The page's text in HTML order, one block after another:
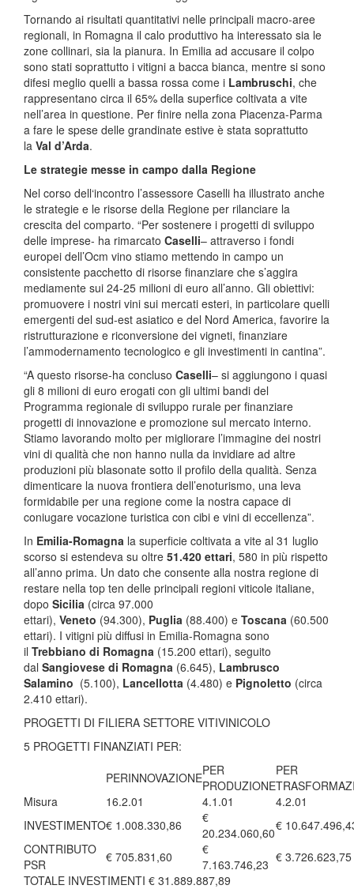
Tornando ai risultati quantitativi nelle principali macro-aree
regionali, in Romagna il calo produttivo ha interessato sia le
zone collinari, sia la pianura. In Emilia ad accusare il colpo
sono stati soprattutto i vitigni a bacca bianca, mentre si sono
difesi meglio quelli a bassa rossa come i Lambruschi, che
rappresentano circa il 65% della superfice coltivata a vite
nell’area in questione. Per finire nella zona Piacenza-Parma
a fare le spese delle grandinate estive è stata soprattutto
la Val d’Arda.
Le strategie messe in campo dalla Regione
Nel corso dell‘incontro l’assessore Caselli ha illustrato anche
le strategie e le risorse della Regione per rilanciare la
crescita del comparto. “Per sostenere i progetti di sviluppo
delle imprese- ha rimarcato Caselli– attraverso i fondi
europei dell’Ocm vino stiamo mettendo in campo un
consistente pacchetto di risorse finanziare che s’aggira
mediamente sui 24-25 milioni di euro all’anno. Gli obiettivi:
promuovere i nostri vini sui mercati esteri, in particolare quelli
emergenti del sud-est asiatico e del Nord America, favorire la
ristrutturazione e riconversione dei vigneti, finanziare
l’ammodernamento tecnologico e gli investimenti in cantina”.
“A questo risorse-ha concluso Caselli– si aggiungono i quasi
gli 8 milioni di euro erogati con gli ultimi bandi del
Programma regionale di sviluppo rurale per finanziare
progetti di innovazione e promozione sul mercato interno.
Stiamo lavorando molto per migliorare l’immagine dei nostri
vini di qualità che non hanno nulla da invidiare ad altre
produzioni più blasonate sotto il profilo della qualità. Senza
dimenticare la nuova frontiera dell’enoturismo, una leva
formidabile per una regione come la nostra capace di
coniugare vocazione turistica con cibi e vini di eccellenza”.
In Emilia-Romagna la superficie coltivata a vite al 31 luglio
scorso si estendeva su oltre 51.420 ettari, 580 in più rispetto
all’anno prima. Un dato che consente alla nostra regione di
restare nella top ten delle principali regioni viticole italiane,
dopo Sicilia (circa 97.000
ettari), Veneto (94.300), Puglia (88.400) e Toscana (60.500
ettari). I vitigni più diffusi in Emilia-Romagna sono
il Trebbiano di Romagna (15.200 ettari), seguito
dal Sangiovese di Romagna (6.645), Lambrusco
Salamino (5.100), Lancellotta (4.480) e Pignoletto (circa
2.410 ettari).
PROGETTI DI FILIERA SETTORE VITIVINICOLO
5 PROGETTI FINANZIATI PER:
PERINNOVAZIONEPER
PRODUZIONE
PER
Misura
16.2.01 4.1.01
4.2.01
INVESTIMENTO€ 1.008.330,86
€
20.234.060,60€
CONTRIBUTO
PSR
€ 705.831,60
€
7.163.746,23 € 3.726.623,75
TOTALE INVESTIMENTI € 31.889.887,89